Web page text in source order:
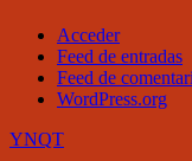
Acceder
Feed de entradas
Feed de
WordPress.org
YNQT